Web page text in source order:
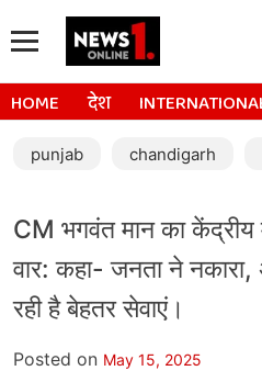
HOME देश
punjab chandigarh
CM भगवंत मान का केंद्रीय
वार: कहा- जनता ने नकारा,
रही है बेहतर सेवाएं।
Posted on May 15, 2025